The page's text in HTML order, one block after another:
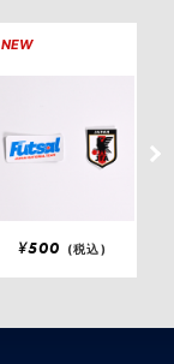
NEW
¥500 (税込)